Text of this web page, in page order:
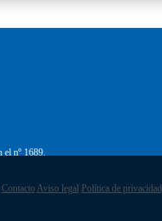
nº 1689.
Contacto Aviso legal Política de privacidad